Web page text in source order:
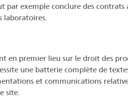
par exemple conclure des contrats
laboratoires.
en premier lieu sur le droit des
une batterie complète de
et communications
site.